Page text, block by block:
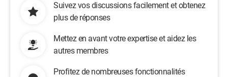
Suivez vos discussions facilement et obtenez
plus de réponses
Mettez en avant votre expertise et aidez les
autres membres
Profitez de nombreuses fonctionnalités